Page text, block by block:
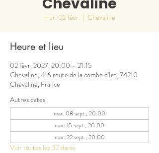
mar. 02 févr.
  |
Chevaline
Heure et lieu
02 févr. 2027, 20:00 – 21:15
Chevaline, 416 route de la combe d'Ire, 74210
Chevaline, France
Autres dates
mar. 08 sept., 20:00
mar. 15 sept., 20:00
mar. 22 sept., 20:00
Voir toutes les 32 dates